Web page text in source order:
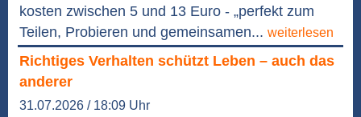
kosten zwischen 5 und 13 Euro - „perfekt zum
Teilen, Probieren und gemeinsamen... weiterlesen
Richtiges Verhalten schützt Leben – auch das
anderer
31.07.2026 / 18:09 Uhr